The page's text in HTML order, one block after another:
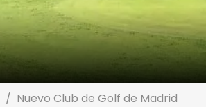
Nuevo Club de Golf de Madrid